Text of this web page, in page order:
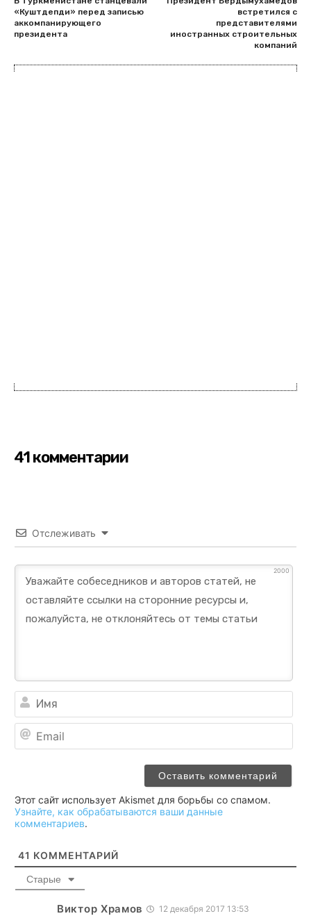
«Куштдепди» перед записью
аккомпанирующего
президента
встретился с
представителями
иностранных строительных
компаний
41 комментарии
Отслеживать
2000
Этот сайт использует Akismet для борьбы со спамом.
Узнайте, как обрабатываются ваши данные
комментариев.
41 КОММЕНТАРИЙ
Старые
Виктор Храмов 12 декабря 2017 13:53